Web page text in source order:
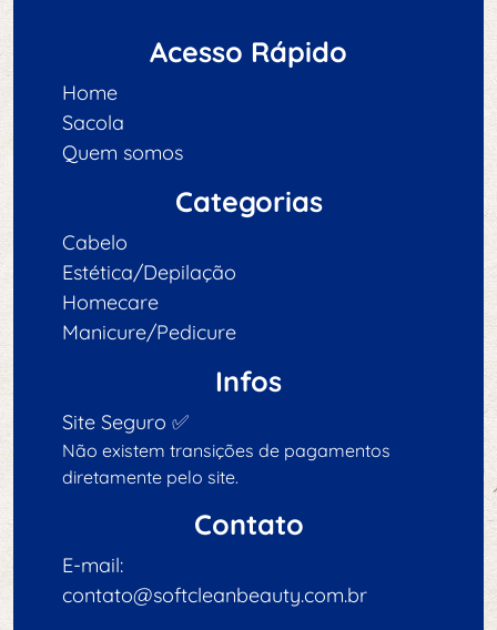
Acesso Rápido
Home
Sacola
Quem somos
Categorias
Cabelo
Estética/Depilação
Homecare
Manicure/Pedicure
Infos
Site Seguro ✅
Não existem transições de pagamentos
diretamente pelo site.
Contato
E-mail:
contato@softcleanbeauty.com.br